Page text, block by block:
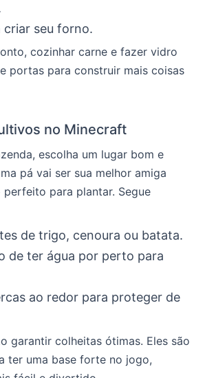
criar seu forno.
cozinhar carne e fazer vidro
portas para construir mais coisas
no Minecraft
escolha um lugar bom e
pá vai ser sua melhor amiga
para plantar. Segue
de trigo, cenoura ou batata.
de ter água por perto para
ao redor para proteger de
garantir colheitas ótimas. Eles são
ter uma base forte no jogo,